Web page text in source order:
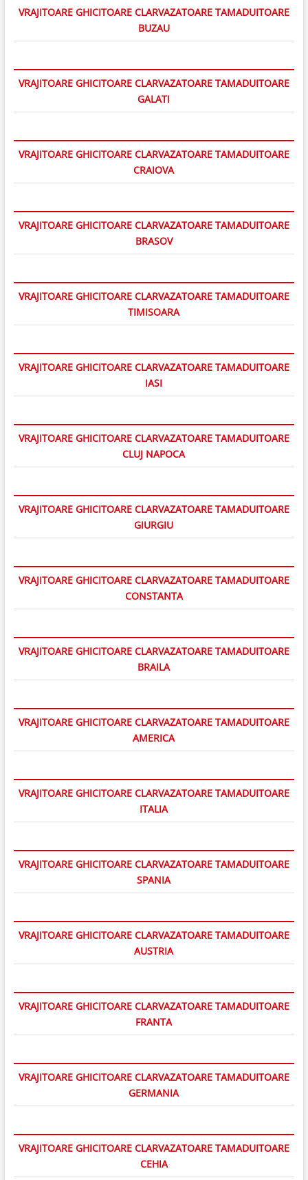
VRAJITOARE GHICITOARE CLARVAZATOARE TAMADUITOARE
BUZAU
VRAJITOARE GHICITOARE CLARVAZATOARE TAMADUITOARE
GALATI
VRAJITOARE GHICITOARE CLARVAZATOARE TAMADUITOARE
CRAIOVA
VRAJITOARE GHICITOARE CLARVAZATOARE TAMADUITOARE
BRASOV
VRAJITOARE GHICITOARE CLARVAZATOARE TAMADUITOARE
TIMISOARA
VRAJITOARE GHICITOARE CLARVAZATOARE TAMADUITOARE
IASI
VRAJITOARE GHICITOARE CLARVAZATOARE TAMADUITOARE
CLUJ NAPOCA
VRAJITOARE GHICITOARE CLARVAZATOARE TAMADUITOARE
GIURGIU
VRAJITOARE GHICITOARE CLARVAZATOARE TAMADUITOARE
CONSTANTA
VRAJITOARE GHICITOARE CLARVAZATOARE TAMADUITOARE
BRAILA
VRAJITOARE GHICITOARE CLARVAZATOARE TAMADUITOARE
AMERICA
VRAJITOARE GHICITOARE CLARVAZATOARE TAMADUITOARE
ITALIA
VRAJITOARE GHICITOARE CLARVAZATOARE TAMADUITOARE
SPANIA
VRAJITOARE GHICITOARE CLARVAZATOARE TAMADUITOARE
AUSTRIA
VRAJITOARE GHICITOARE CLARVAZATOARE TAMADUITOARE
FRANTA
VRAJITOARE GHICITOARE CLARVAZATOARE TAMADUITOARE
GERMANIA
VRAJITOARE GHICITOARE CLARVAZATOARE TAMADUITOARE
CEHIA